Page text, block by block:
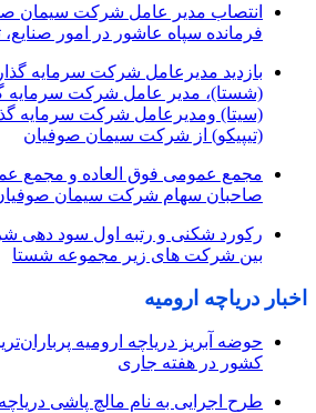
انتصاب مدیر عامل شرکت سیمان
فرمانده سپاه عاشور در امور صنایع،
بازدید مدیرعامل شرکت سرمایه
(شستا)، مدیر عامل شرکت سرمایه
(سیتا) ومدیرعامل شرکت سرمایه
(تیپیکو) از شرکت سیمان صوفیان
مجمع عمومی فوق العاده و مجمع
صاحبان سهام شرکت سیمان صوفیان
رکورد شکنی و رتبه اول سود دهی
بین شرکت های زیر مجموعه شستا
اخبار دریاچه ارومیه
حوضه آبریز دریاچه ارومیه
کشور در هفته جاری
طرح اجرایی به نام مالچ پاشی دریاچه